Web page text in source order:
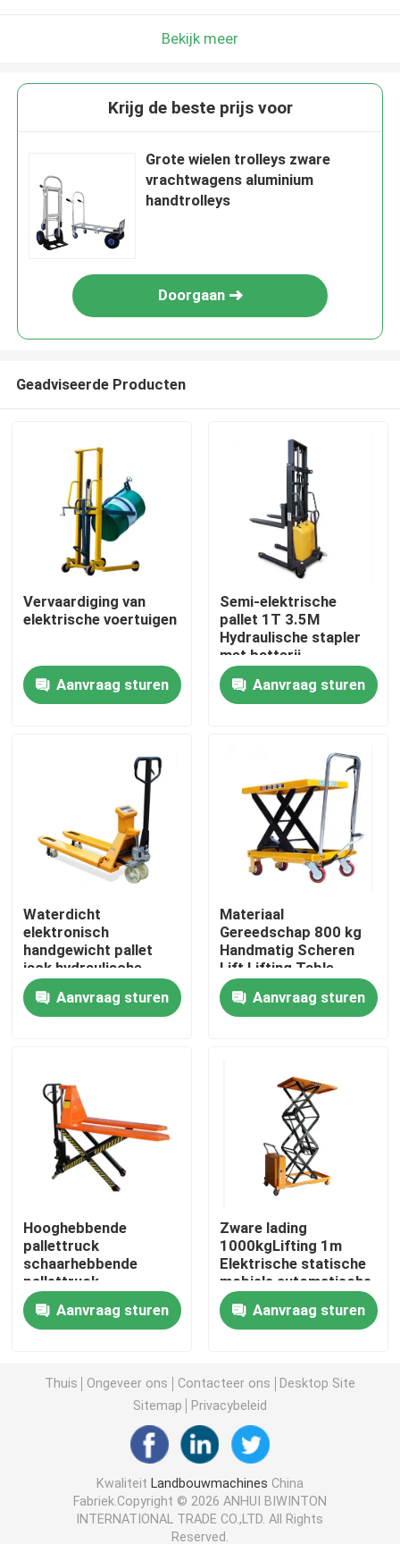
Huis
Producten
Kwaliteitscontrole
Neem contact met ons op
Nieuws
Gevallen
Logistieke machines
Machines voor het schoonmaken van apparatuur
industriële verpakkingsmachines
Bouwbouwmachines
Noodreddingsapparatuur
Industriële elektromotoren
Bekijk meer
Krijg de beste prijs voor
Grote wielen trolleys zware
vrachtwagens aluminium
handtrolleys
Doorgaan
Geadviseerde Producten
Vervaardiging van
elektrische voertuigen
Aanvraag sturen
Semi-elektrische
pallet 1T 3.5M
Hydraulische stapler
met batterij
Aanvraag sturen
Waterdicht
elektronisch
handgewicht pallet
jack hydraulische
elektrische pallettruck
met schaal eenvoudige
elektrische vorklift
Aanvraag sturen
Materiaal
Gereedschap 800 kg
Handmatig Scheren
Lift Lifting Table
Hydraulisch Platform
Lift TableAanvraag sturen
Hooghebbende
pallettruck
schaarhebbende
pallettruck
hydraulisch 1000kg
1500kg pallet jack
handvorktruck
Aanvraag sturen
Zware lading
1000kgLifting 1m
Elektrische statische
mobiele automatische
lifte tafels Draagbare
schaar lifte tafel
trolley
Aanvraag sturen
Thuis Ongeveer ons Contacteer ons
Desktop Site
Sitemap
Privacybeleid
Kwaliteit Landbouwmachines China
Fabriek.Copyright © 2026 ANHUI BIWINTON
INTERNATIONAL TRADE CO.,LTD. All Rights
Reserved.